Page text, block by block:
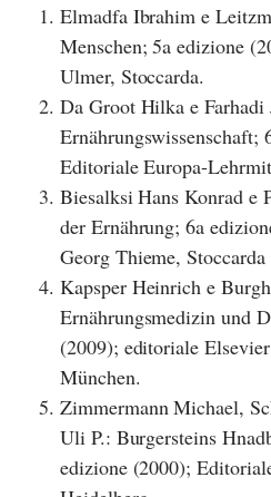
Elmadfa Ibrahim e
Menschen; 5a edizione
Ulmer, Stoccarda.
Da Groot Hilka e Farhadi
Ernährungswissenschaft;
Editoriale Europa-
Biesalksi Hans Konrad e
der Ernährung; 6a
Georg Thieme,
Kapsper Heinrich e
Ernährungsmedizin und
(2009); editoriale
München.
Zimmermann Michael,
Uli P.: Burgersteins
edizione (2000);